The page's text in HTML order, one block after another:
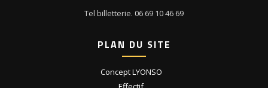
Tel billetterie. 06 69 10 46 69
PLAN DU SITE
Concept LYONSO